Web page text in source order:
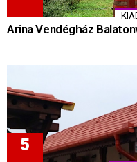
Arina Vendégház